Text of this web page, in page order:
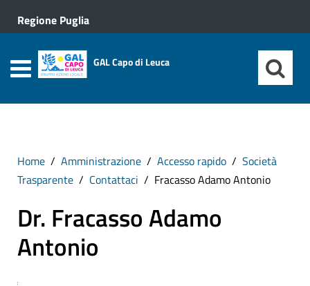
Regione Puglia
GAL Capo di Leuca
Home Amministrazione Accesso rapido
Società
Trasparente
Contattaci Fracasso Adamo Antonio
Dr. Fracasso Adamo
Antonio